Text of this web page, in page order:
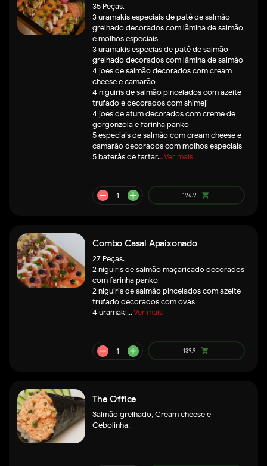
remove add 59.5
35 Peças.
3 uramakis especiais de patê de salmão
grelhado decorados com lãmina de salmão
e molhos especiais
3 uramakis especias de patê de salmão
grelhado decorados com lâmina de salmão
4 joes de salmão decorados com cream
cheese e camarão
4 niguiris de salmão pincelados com azeite
trufado e decorados com shimeji
4 joes de atum decorados com creme de
gorgonzola e farinha panko
5 especiais de salmão com cream cheese e
camarão decorados com molhos especiais
5 baterás de tartar...Ver mais
Combo Casal Apaixonado
27 Peças.
2 niguiris de salmão maçaricado decorados
com farinha panko
2 niguiris de salmão pincelados com azeite
trufado decorados com ovas
4 uramaki...Ver mais
The Office
Salmão grelhado, Cream cheese e
Cebolinha.